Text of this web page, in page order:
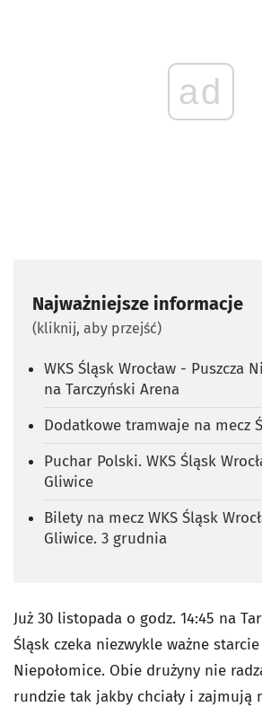
ad
Najważniejsze informacje
(kliknij, aby przejść)
WKS Śląsk Wrocław - Puszcza
na Tarczyński Arena
Dodatkowe tramwaje na mecz
Puchar Polski. WKS Śląsk
Gliwice
Bilety na mecz WKS Śląsk
Gliwice. 3 grudnia
Już 30 listopada o godz. 14:45 na
Śląsk czeka niezwykle ważne starcie
Niepołomice. Obie drużyny nie
rundzie tak jakby chciały i zajmują